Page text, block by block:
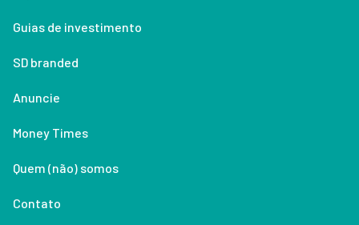
Guias de investimento
SD branded
Anuncie
Money Times
Quem (não) somos
Contato